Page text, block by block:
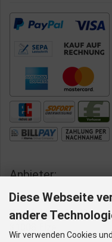
Anbieter:
Aqua-Poolshop
Wiedfeldstraße 43
Diese Webseite
andere
Wir verwenden Cookies